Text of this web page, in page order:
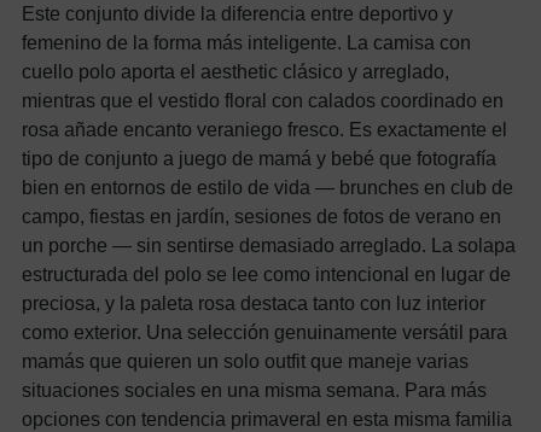
Este conjunto divide la diferencia entre deportivo y
femenino de la forma más inteligente. La camisa con
cuello polo aporta el aesthetic clásico y arreglado,
mientras que el vestido floral con calados coordinado en
rosa añade encanto veraniego fresco. Es exactamente el
tipo de conjunto a juego de mamá y bebé que fotografía
bien en entornos de estilo de vida — brunches en club de
campo, fiestas en jardín, sesiones de fotos de verano en
un porche — sin sentirse demasiado arreglado. La solapa
estructurada del polo se lee como intencional en lugar de
preciosa, y la paleta rosa destaca tanto con luz interior
como exterior. Una selección genuinamente versátil para
mamás que quieren un solo outfit que maneje varias
situaciones sociales en una misma semana. Para más
opciones con tendencia primaveral en esta misma familia